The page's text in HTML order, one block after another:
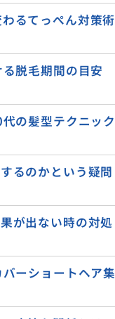
るてっぺん対策術
脱毛期間の目安
の髪型テクニック
るのかという疑問
が出ない時の対処
ーショートヘア集